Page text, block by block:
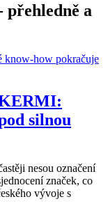
přehledně a
silnou
nesou označení
značek, co
vývoje s